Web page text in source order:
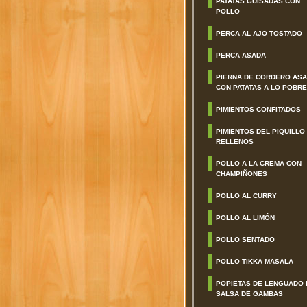
POLLO
PERCA AL AJO TOSTADO
PERCA ASADA
PIERNA DE CORDERO
CON PATATAS A LO POBRE
PIMIENTOS CONFITADOS
PIMIENTOS DEL PIQUILLO
RELLENOS
POLLO A LA CREMA CON
CHAMPIÑONES
POLLO AL CURRY
POLLO AL LIMÓN
POLLO SENTADO
POLLO TIKKA MASALA
POPIETAS DE LENGUADO
SALSA DE GAMBAS